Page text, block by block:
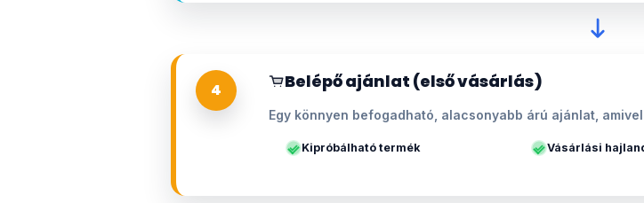
4 Belépő ajánlat (első vásárlás)
Egy könnyen befogadható, alacsonyabb árú ajánlat,
Kipróbálható termék Vásárlási